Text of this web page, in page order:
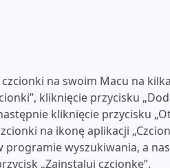
na swoim Macu na
kliknięcie przycisku
kliknięcie przycisku
na ikonę aplikacji
programie wyszukiwania, a
„Zainstaluj czcionkę”.